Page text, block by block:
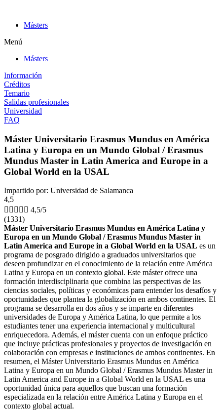
contenidoMásters
Menú
Másters
Información
Créditos
Temario
Salidas profesionales
Universidad
FAQ
Máster Universitario Erasmus Mundus en América
Latina y Europa en un Mundo Global / Erasmus
Mundus Master in Latin America and Europe in a
Global World en la USAL
Impartido por: Universidad de Salamanca
4,5
     4,5/5
(1331)
Máster Universitario Erasmus Mundus en América Latina y
Europa en un Mundo Global / Erasmus Mundus Master in
Latin America and Europe in a Global World en la USAL es un
programa de posgrado dirigido a graduados universitarios que
deseen profundizar en el conocimiento de la relación entre América
Latina y Europa en un contexto global. Este máster ofrece una
formación interdisciplinaria que combina las perspectivas de las
ciencias sociales, políticas y económicas para entender los desafíos y
oportunidades que plantea la globalización en ambos continentes. El
programa se desarrolla en dos años y se imparte en diferentes
universidades de Europa y América Latina, lo que permite a los
estudiantes tener una experiencia internacional y multicultural
enriquecedora. Además, el máster cuenta con un enfoque práctico
que incluye prácticas profesionales y proyectos de investigación en
colaboración con empresas e instituciones de ambos continentes. En
resumen, el Máster Universitario Erasmus Mundus en América
Latina y Europa en un Mundo Global / Erasmus Mundus Master in
Latin America and Europe in a Global World en la USAL es una
oportunidad única para aquellos que buscan una formación
especializada en la relación entre América Latina y Europa en el
contexto global actual.